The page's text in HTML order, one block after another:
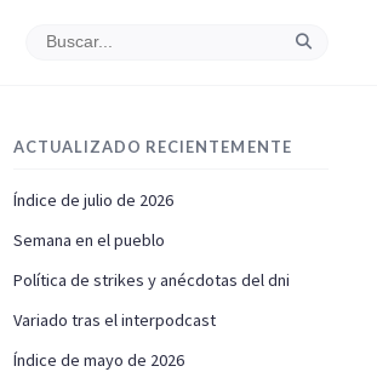
ACTUALIZADO RECIENTEMENTE
Índice de julio de 2026
Semana en el pueblo
Política de strikes y anécdotas del dni
Variado tras el interpodcast
Índice de mayo de 2026